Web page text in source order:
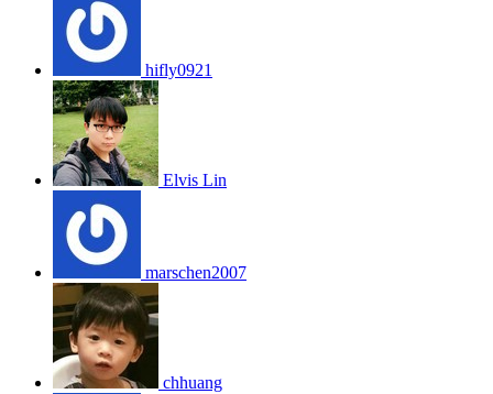
hifly0921
Elvis Lin
marschen2007
chhuang